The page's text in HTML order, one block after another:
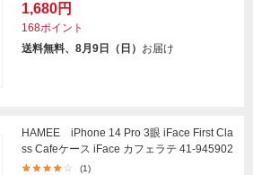
1,680円
168ポイント
送料無料、8月9日（日） お届け
HAMEE iPhone 14 Pro 3眼 iFace First Cla
ss Cafeケース iFace カフェラテ 41-945902
(1)